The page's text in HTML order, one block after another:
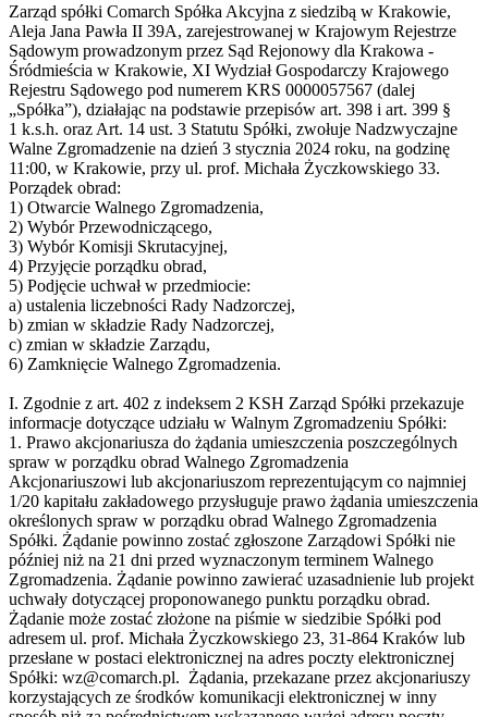
Zarząd spółki Comarch Spółka Akcyjna z siedzibą w Krakowie,
Aleja Jana Pawła II 39A, zarejestrowanej w Krajowym Rejestrze
Sądowym prowadzonym przez Sąd Rejonowy dla Krakowa -
Śródmieścia w Krakowie, XI Wydział Gospodarczy Krajowego
Rejestru Sądowego pod numerem KRS 0000057567 (dalej
„Spółka”), działając na podstawie przepisów art. 398 i art. 399 §
1 k.s.h. oraz Art. 14 ust. 3 Statutu Spółki, zwołuje Nadzwyczajne
Walne Zgromadzenie na dzień 3 stycznia 2024 roku, na godzinę
11:00, w Krakowie, przy ul. prof. Michała Życzkowskiego 33.
Porządek obrad:
1) Otwarcie Walnego Zgromadzenia,
2) Wybór Przewodniczącego,
3) Wybór Komisji Skrutacyjnej,
4) Przyjęcie porządku obrad,
5) Podjęcie uchwał w przedmiocie:
a) ustalenia liczebności Rady Nadzorczej,
b) zmian w składzie Rady Nadzorczej,
c) zmian w składzie Zarządu,
6) Zamknięcie Walnego Zgromadzenia.
I. Zgodnie z art. 402 z indeksem 2 KSH Zarząd Spółki przekazuje
informacje dotyczące udziału w Walnym Zgromadzeniu Spółki:
1. Prawo akcjonariusza do żądania umieszczenia poszczególnych
spraw w porządku obrad Walnego Zgromadzenia
Akcjonariuszowi lub akcjonariuszom reprezentującym co najmniej
1/20 kapitału zakładowego przysługuje prawo żądania umieszczenia
określonych spraw w porządku obrad Walnego Zgromadzenia
Spółki. Żądanie powinno zostać zgłoszone Zarządowi Spółki nie
później niż na 21 dni przed wyznaczonym terminem Walnego
Zgromadzenia. Żądanie powinno zawierać uzasadnienie lub projekt
uchwały dotyczącej proponowanego punktu porządku obrad.
Żądanie może zostać złożone na piśmie w siedzibie Spółki pod
adresem ul. prof. Michała Życzkowskiego 23, 31-864 Kraków lub
przesłane w postaci elektronicznej na adres poczty elektronicznej
Spółki: wz@comarch.pl. Żądania, przekazane przez akcjonariuszy
korzystających ze środków komunikacji elektronicznej w inny